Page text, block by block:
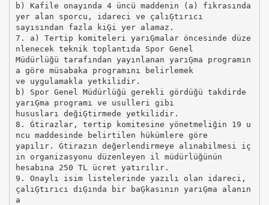
b) Kafile onayında 4 üncü maddenin (a) fıkrasında
yer alan sporcu, idareci ve çalıĢtırıcı
sayısından fazla kiĢi yer alamaz.
7. a) Tertip komiteleri yarıĢmalar öncesinde düze
nlenecek teknik toplantıda Spor Genel
Müdürlüğü tarafından yayınlanan yarıĢma programın
a göre müsabaka programını belirlemek
ve uygulamakla yetkilidir.
b) Spor Genel Müdürlüğü gerekli gördüğü takdirde
yarıĢma programı ve usulleri gibi
hususları değiĢtirmede yetkilidir.
8. Ġtirazlar, tertip komitesine yönetmeliğin 19 u
ncu maddesinde belirtilen hükümlere göre
yapılır. Ġtirazın değerlendirmeye alınabilmesi iç
in organizasyonu düzenleyen il müdürlüğünün
hesabına 250 TL ücret yatırılır.
9. Onaylı isim listelerinde yazılı olan idareci,
çalıĢtırıcı dıĢında bir baĢkasının yarıĢma alanın
a